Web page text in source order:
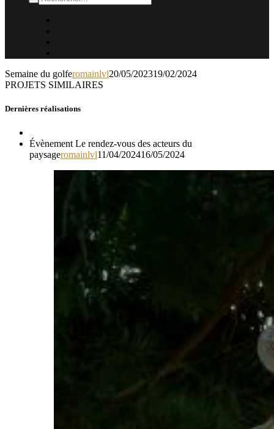
Semaine du golferomainlvl20/05/202319/02/2024
PROJETS SIMILAIRES
Dernières réalisations
Évènement Le rendez-vous des acteurs du
paysageromainlvl11/04/202416/05/2024